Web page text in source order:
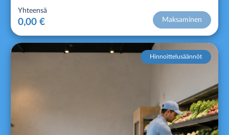
Yhteensä
0,00 € Maksaminen
Hinnoittelusäännöt